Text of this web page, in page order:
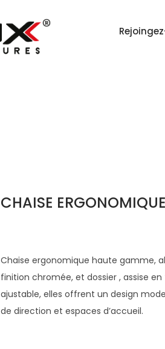
CHAISE
Chaise ergonomique haute gamme,
finition chromée, et dossier , assise
ajustable, elles offrent un design
de direction et espaces d’accueil.